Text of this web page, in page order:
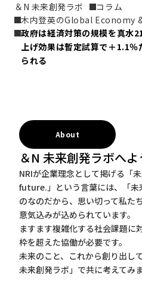
＆N 未来創発ラボ
コラム
木内登英のGlobal Economy
政府は経済対策の規模を真水
上げ効果は暫定試算で＋1.1％
られる
About
＆N 未来創発ラボへよ
NRIが企業理念として掲げる「
future.」という言葉には、「未
のなのだから、思い切って私た
意気込みが込められています。
ますます複雑化する社会課題に
枠を超えた協働が必要です。
未来のこと、これから創り出し
未来創発ラボ」で共に考えてみ